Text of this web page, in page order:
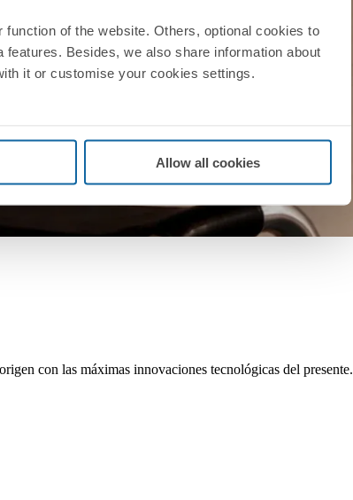
of the website. Others, optional cookies to
Besides, we also share information about
it or customise your cookies settings.
Allow all cookies
con las máximas innovaciones tecnológicas del presente.